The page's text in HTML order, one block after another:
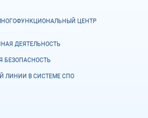
ЦЕНТР
ДЕЯТЕЛЬНОСТЬ
БЕЗОПАСНОСТЬ
ЛИНИИ В СИСТЕМЕ СПО